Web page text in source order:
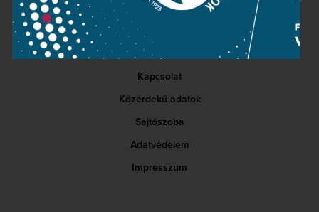
Kapcsolat
Közérdekű adatok
Sajtószoba
Adatvédelem
Impresszum